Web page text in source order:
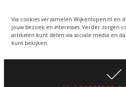
Via cookies verzamelen Wijkenlopen.nl en
jouw bezoek en interesses. Verder zorgen
artikelen kunt delen via sociale media en
kunt bekijken.
wordt een week verplaatst
i.v.m. warmte. lees hier